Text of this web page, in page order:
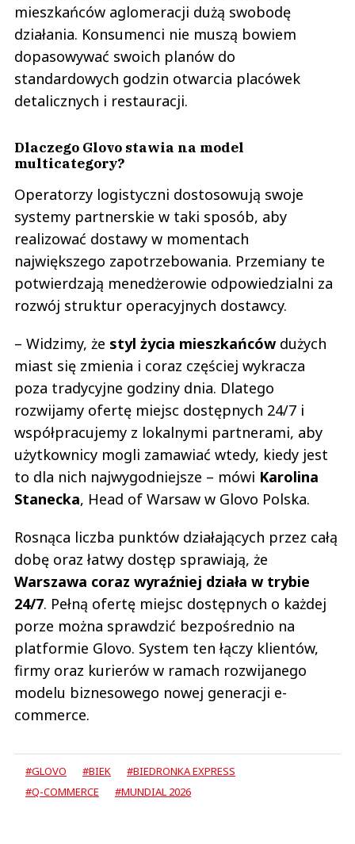
mieszkańców aglomeracji dużą swobodę
działania. Konsumenci nie muszą bowiem
dopasowywać swoich planów do
standardowych godzin otwarcia placówek
detalicznych i restauracji.
Dlaczego Glovo stawia na model
multicategory?
Operatorzy logistyczni dostosowują swoje
systemy partnerskie w taki sposób, aby
realizować dostawy w momentach
największego zapotrzebowania. Przemiany te
potwierdzają menedżerowie odpowiedzialni za
rozwój struktur operacyjnych dostawcy.
– Widzimy, że styl życia mieszkańcówdużych
miast się zmienia i coraz częściej wykracza
poza tradycyjne godziny dnia. Dlatego
rozwijamy ofertę miejsc dostępnych 24/7 i
współpracujemy z lokalnymi partnerami, aby
użytkownicy mogli zamawiać wtedy, kiedy jest
to dla nich najwygodniejsze – mówi Karolina
Stanecka, Head of Warsaw w Glovo Polska.
Rosnąca liczba punktów działających przez całą
dobę oraz łatwy dostęp sprawiają, że
Warszawa coraz wyraźniej działa w trybie
24/7. Pełną ofertę miejsc dostępnych o każdej
porze można sprawdzić bezpośrednio na
platformie Glovo. System ten łączy klientów,
firmy oraz kurierów w ramach rozwijanego
modelu biznesowego nowej generacji e-
commerce.
#GLOVO #BIEK
#BIEDRONKA EXPRESS
#Q-COMMERCE
#MUNDIAL 2026